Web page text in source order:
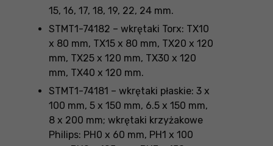
15, 16, 17, 18, 19, 22, 24 mm.
STMT1-74182 – wkrętaki Torx: TX10
x 80 mm, TX15 x 80 mm, TX20 x 120
mm, TX25 x 120 mm, TX30 x 120
mm, TX40 x 120 mm.
STMT1-74181 – wkrętaki płaskie: 3 x
100 mm, 5 x 150 mm, 6.5 x 150 mm,
8 x 200 mm; wkrętaki krzyżakowe
Philips: PH0 x 60 mm, PH1 x 100